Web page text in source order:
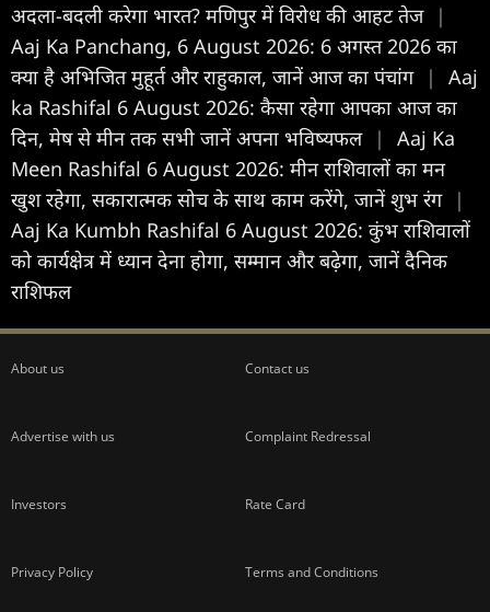
अदला-बदली करेगा भारत? मणिपुर में विरोध की आहट तेज |
Aaj Ka Panchang, 6 August 2026: 6 अगस्त 2026 का
क्या है अभिजित मुहूर्त और राहुकाल, जानें आज का पंचांग |
Aaj
ka Rashifal 6 August 2026: कैसा रहेगा आपका आज का
द‍िन, मेष से मीन तक सभी जानें अपना भविष्यफल |
Aaj Ka
Meen Rashifal 6 August 2026: मीन राशिवालों का मन
खुश रहेगा, सकारात्मक सोच के साथ काम करेंगे, जानें शुभ रंग |
Aaj Ka Kumbh Rashifal 6 August 2026: कुंभ राशिवालों
को कार्यक्षेत्र में ध्यान देना होगा, सम्मान और बढ़ेगा, जानें दैनिक
राशिफल
About us Contact us
Advertise with us Complaint Redressal
Investors Rate Card
Privacy Policy Terms and Conditions